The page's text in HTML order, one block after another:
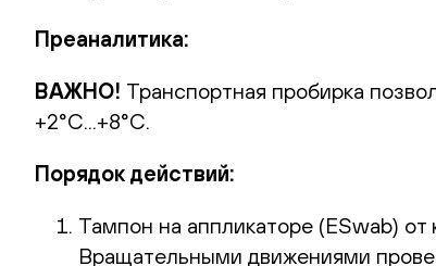
Преаналитика:
ВАЖНО! Транспортная пробирка
+2°С...+8°С.
Порядок действий:
Тампон на аппликаторе (ESwab)
Вращательными движениями